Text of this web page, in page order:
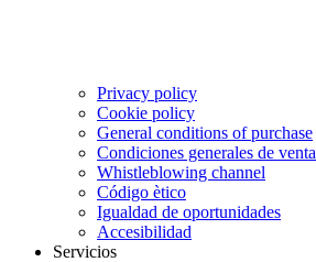
Privacy policy
Cookie policy
General conditions of purchase
Condiciones generales de venta
Whistleblowing channel
Código ètico
Igualdad de oportunidades
Accesibilidad
Servicios